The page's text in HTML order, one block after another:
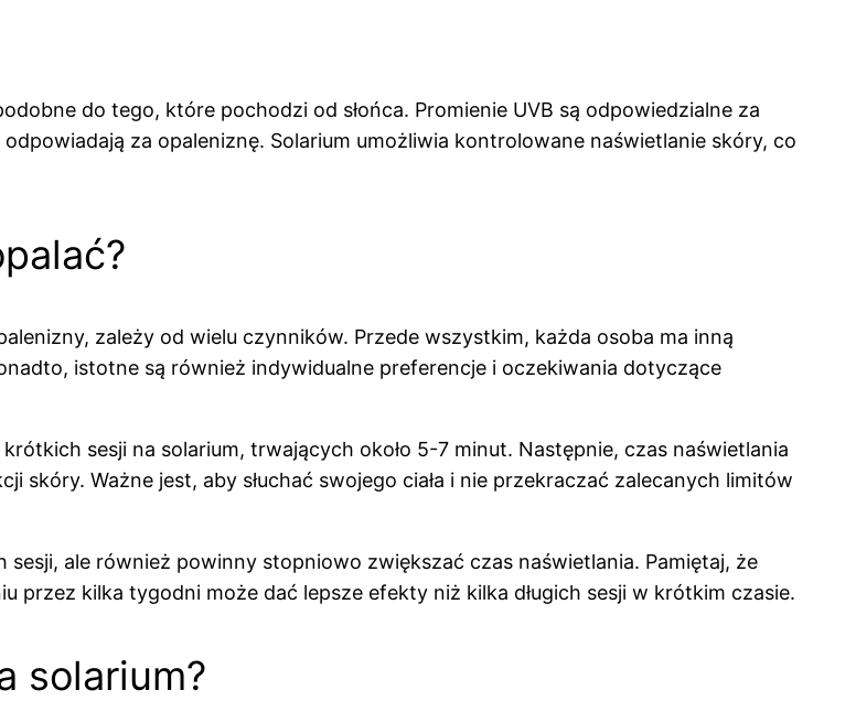
do tego, które pochodzi od słońca. Promienie UVB są odpowiedzialne za
za opaleniznę. Solarium umożliwia kontrolowane naświetlanie skóry, co
zależy od wielu czynników. Przede wszystkim, każda osoba ma inną
istotne są również indywidualne preferencje i oczekiwania dotyczące
sesji na solarium, trwających około 5-7 minut. Następnie, czas naświetlania
skóry. Ważne jest, aby słuchać swojego ciała i nie przekraczać zalecanych limitów
ale również powinny stopniowo zwiększać czas naświetlania. Pamiętaj, że
przez kilka tygodni może dać lepsze efekty niż kilka długich sesji w krótkim czasie.
solarium?